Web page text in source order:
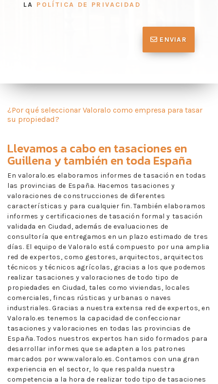
LA POLÍTICA DE PRIVACIDAD
ENVIAR
¿Por qué seleccionar Valoralo como empresa para tasar
su propiedad?
Llevamos a cabo entasaciones en
Guillena y también en toda España
En valoralo.es elaboramos informes de tasación en todas
las provincias de España. Hacemos tasaciones y
valoraciones de construcciones de diferentes
características y para cualquier fin. También elaboramos
informes y certificaciones de tasación formal y tasación
validada en Ciudad, además de evaluaciones de
consultoría que entregamos en un plazo estimado de tres
días. El equipo de Valoralo está compuesto por una amplia
red de expertos, como gestores, arquitectos, arquitectos
técnicos y técnicos agrícolas, gracias a los que podemos
realizar tasaciones y valoraciones de todo tipo de
propiedades en Ciudad, tales como viviendas, locales
comerciales, fincas rústicas y urbanas o naves
industriales. Gracias a nuestra extensa red de expertos, en
Valoralo.es tenemos la capacidad de confeccionar
tasaciones y valoraciones en todas las provincias de
España. Todos nuestros expertos han sido formados para
desarrollar informes que se adapten a los patrones
marcados por www.valoralo.es. Contamos con una gran
experiencia en el sector, lo que respalda nuestra
competencia a la hora de realizar todo tipo de tasaciones